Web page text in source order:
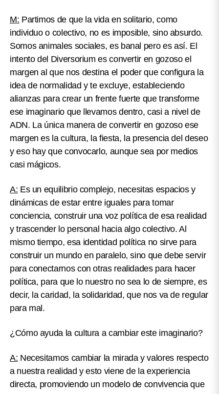
M: Partimos de que la vida en solitario, como
individuo o colectivo, no es imposible, sino absurdo.
Somos animales sociales, es banal pero es así. El
intento del Diversorium es convertir en gozoso el
margen al que nos destina el poder que configura la
idea de normalidad y te excluye, estableciendo
alianzas para crear un frente fuerte que transforme
ese imaginario que llevamos dentro, casi a nivel de
ADN. La única manera de convertir en gozoso ese
margen es la cultura, la fiesta, la presencia del deseo
y eso hay que convocarlo, aunque sea por medios
casi mágicos.
A: Es un equilibrio complejo, necesitas espacios y
dinámicas de estar entre iguales para tomar
conciencia, construir una voz política de esa realidad
y trascender lo personal hacia algo colectivo. Al
mismo tiempo, esa identidad política no sirve para
construir un mundo en paralelo, sino que debe servir
para conectarnos con otras realidades para hacer
política, para que lo nuestro no sea lo de siempre, es
decir, la caridad, la solidaridad, que nos va de regular
para mal.
¿Cómo ayuda la cultura a cambiar este imaginario?
A: Necesitamos cambiar la mirada y valores respecto
a nuestra realidad y esto viene de la experiencia
directa, promoviendo un modelo de convivencia que